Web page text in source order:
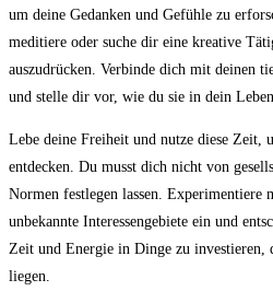
um deine Gedanken und Gefühle zu
meditiere oder suche dir eine kreative
auszudrücken. Verbinde dich mit deinen
und stelle dir vor, wie du sie in dein
Lebe deine Freiheit und nutze diese Zeit,
entdecken. Du musst dich nicht von
Normen festlegen lassen. Experimentiere
unbekannte Interessengebiete ein und
Zeit und Energie in Dinge zu
liegen.